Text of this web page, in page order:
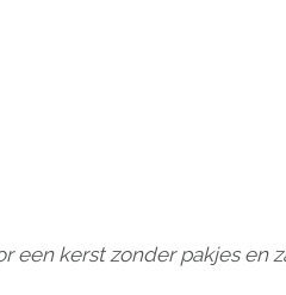
een kerst zonder pakjes en